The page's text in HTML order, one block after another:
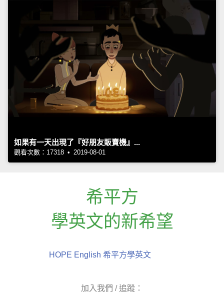
如果有一天出現了『好朋友販賣機』...
觀看次數：17318 • 2019-08-01
希平方
學英文的新希望
HOPE English 希平方學英文
加入我們 / 追蹤：